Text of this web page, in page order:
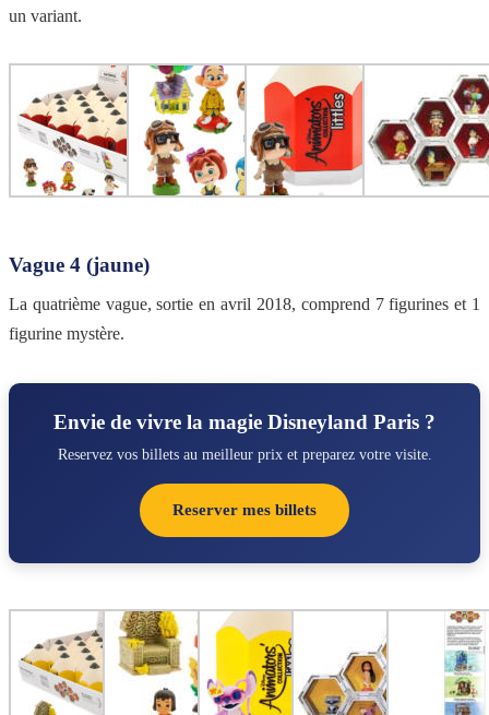
un variant.
Vague 4 (jaune)
La quatrième vague, sortie en avril 2018, comprend 7 figurines et 1
figurine mystère.
Envie de vivre la magie Disneyland Paris ?
Reservez vos billets au meilleur prix et preparez votre visite.
Reserver mes billets